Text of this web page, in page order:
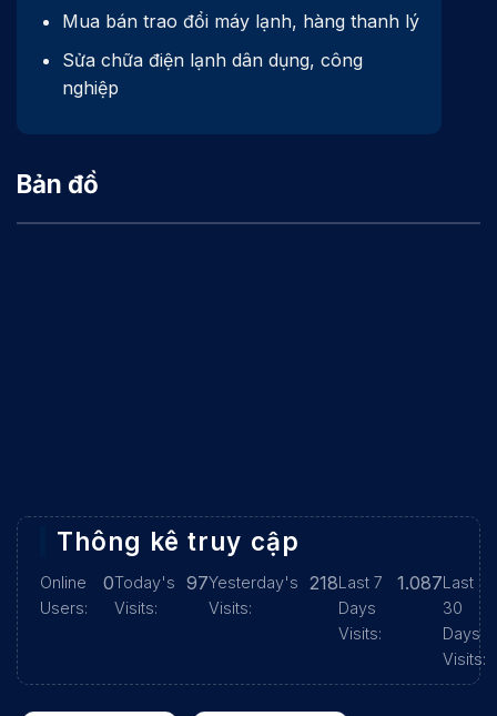
Mua bán trao đổi máy lạnh, hàng thanh lý
Sửa chữa điện lạnh dân dụng, công
nghiệp
Bản đồ
Thông kê truy cập
Online
Users:
0Today's
Visits:
97Yesterday's
Visits:
218Last 7
Days
Visits:
1.087Last
30
Days
Visits: